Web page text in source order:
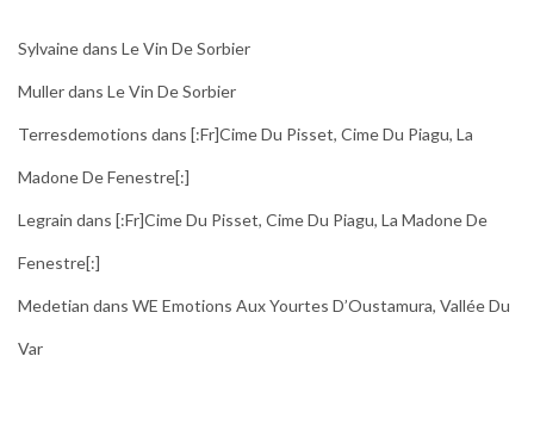
Sylvainedans Le Vin De Sorbier
Mullerdans Le Vin De Sorbier
Terresdemotions dans [:fr]Cime Du Pisset, Cime Du Piagu, La
Madone De Fenestre[:]
Legrain dans [:fr]Cime Du Pisset, Cime Du Piagu, La Madone De
Fenestre[:]
Medetian dans WE Emotions Aux Yourtes D’Oustamura, Vallée Du
Var